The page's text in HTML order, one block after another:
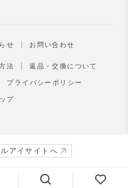
せ お問い合わせ
法 返品・交換について
プライバシーポリシー
プ
アイサイトへ